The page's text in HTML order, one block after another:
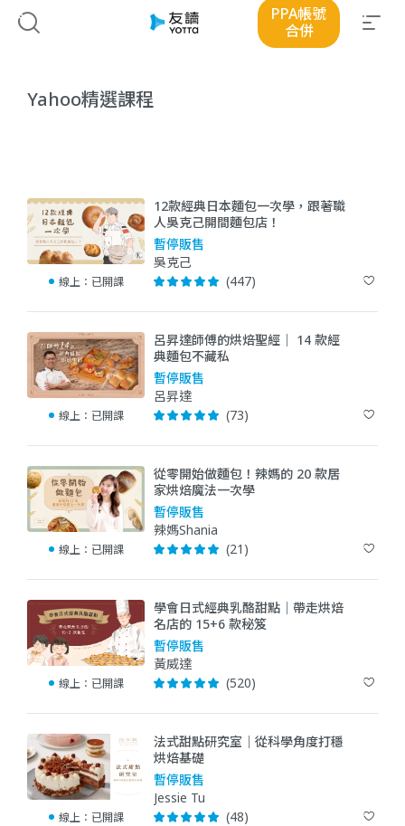
PPA帳號
合併
Yahoo精選課程
線上： 已開課
12款經典日本麵包一次學，跟著職
人吳克己開間麵包店！
暫停販售
吳克己
(447)
線上： 已開課
呂昇達師傅的烘焙聖經｜ 14 款經
典麵包不藏私
暫停販售
呂昇達
(73)
線上： 已開課
從零開始做麵包！辣媽的 20 款居
家烘焙魔法一次學
暫停販售
辣媽Shania
(21)
線上： 已開課
學會日式經典乳酪甜點｜帶走烘焙
名店的 15+6 款秘笈
暫停販售
黃威達
(520)
線上： 已開課
法式甜點研究室｜從科學角度打穩
烘焙基礎
暫停販售
Jessie Tu
(48)